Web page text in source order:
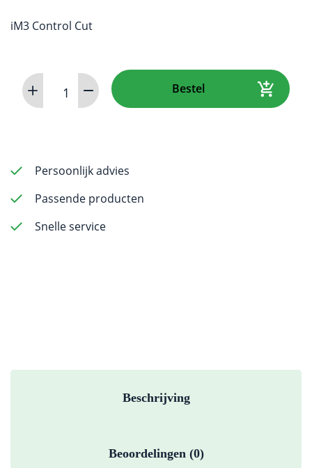
iM3 Control Cut
H-
File
0.25
pack)
aantal
Bestel
Persoonlijk advies
Passende producten
Snelle service
Beschrijving
Beoordelingen (0)